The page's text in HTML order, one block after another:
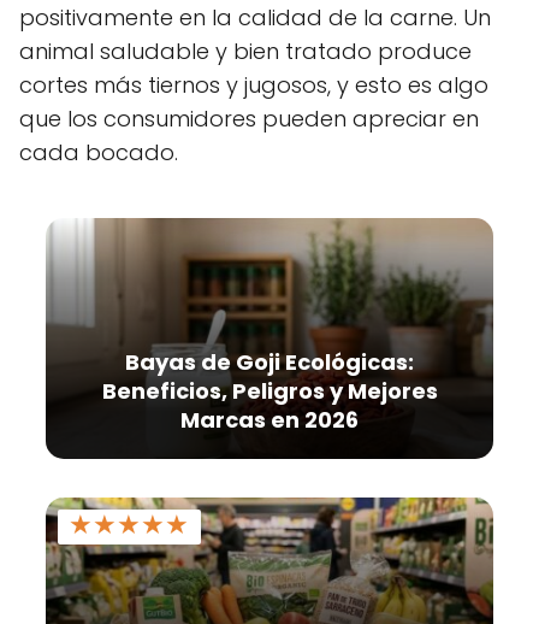
positivamente en la calidad de la carne. Un
animal saludable y bien tratado produce
cortes más tiernos y jugosos, y esto es algo
que los consumidores pueden apreciar en
cada bocado.
Bayas de Goji Ecológicas:
Beneficios, Peligros y Mejores
Marcas en 2026
★★★★★